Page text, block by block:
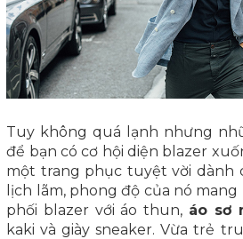
Tuy không quá lạnh nhưng
để bạn có cơ hội diện blazer
một trang phục tuyệt vời dành
lịch lãm, phong độ của nó
phối blazer với áo thun, áo sơ
kaki và giày sneaker. Vừa trẻ